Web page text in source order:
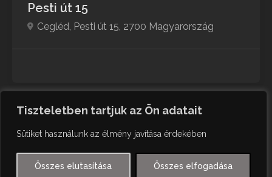
Tiszteletben tartjuk az Ön adatait
Sütiket használunk az élmény javítása érdekében
Összes elutasítása Összes elfogadása
Pesti út 15
Cegléd, Pesti út 15, 2700 Magyarország
1 2 3
© Minden jog fenntartva
English
Czech
German